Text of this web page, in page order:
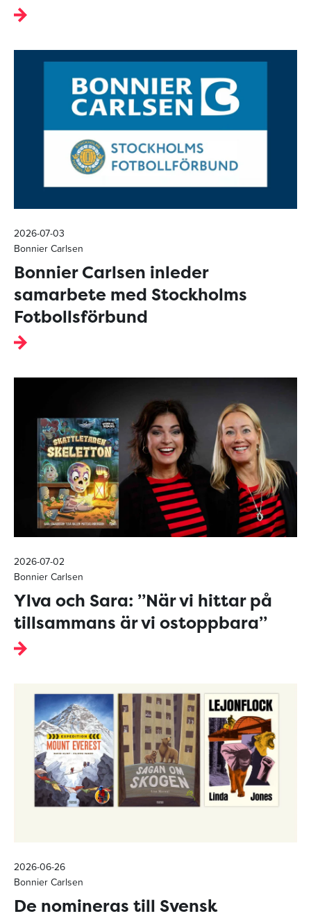
2026-07-03
Bonnier Carlsen
Bonnier Carlsen inleder
samarbete med Stockholms
Fotbollsförbund
2026-07-02
Bonnier Carlsen
Ylva och Sara: ”När vi hittar på
tillsammans är vi ostoppbara”
2026-06-26
Bonnier Carlsen
De nomineras till Svensk